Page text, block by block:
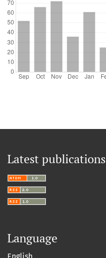
Latest publications
Language